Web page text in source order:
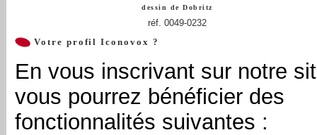
dessin deDobritz
réf. 0049-0232
Votre profil Iconovox ?
En vous inscrivant sur notre
vous pourrez bénéficier des
fonctionnalités suivantes :